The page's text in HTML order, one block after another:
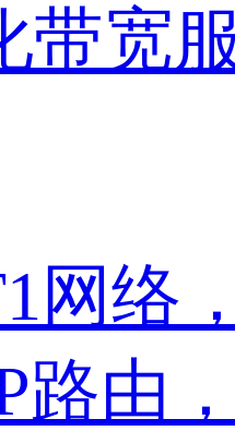
带宽
网络
路由